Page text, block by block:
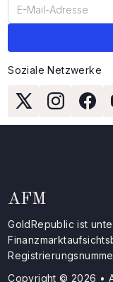
Soziale Netzwerke
AFM
GoldRepublic ist
Copyright © 2026 •